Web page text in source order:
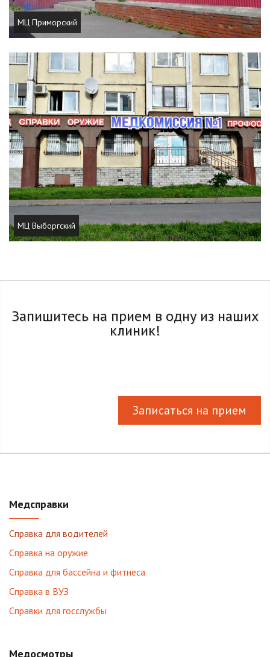
МЦ Приморский
МЦ Выборгский
Запишитесь на прием в одну из наших
клиник!
Записаться на прием
Медсправки
Справка для водителей
Справка на оружие
Справка для бассейна и фитнеса
Справка в ВУЗ
Справки для госслужбы
Медосмотры